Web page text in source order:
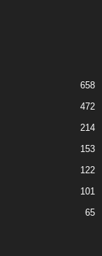
658
472
214
153
122
101
65